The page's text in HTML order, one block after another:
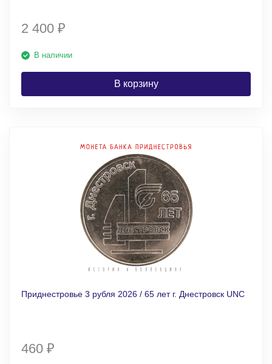
2 400 ₽
В наличии
В корзину
Приднестровье 3 рубля 2026 / 65 лет г. Днестровск UNC
460 ₽